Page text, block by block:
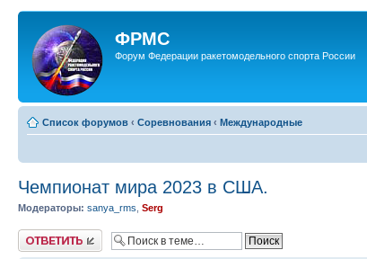
ФРМС
Форум Федерации ракетомодельного спорта России
Список форумов ‹ Соревнования ‹ Международные
Чемпионат мира 2023 в США.
Модераторы: sanya_rms Serg
Ответить